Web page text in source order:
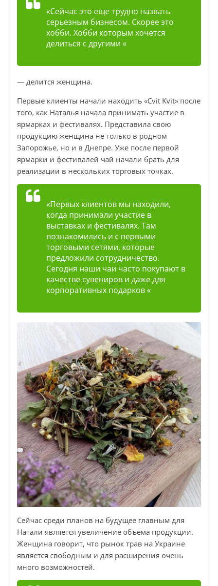
«Сейчас это еще трудно назвать
серьезным бизнесом. Скорее это
хобби. Хобби которым хочется
делиться с другими «
— делится женщина.
Первые клиенты начали находить «Cvit Kvit» после
того, как Наталья начала принимать участие в
ярмарках и фестивалях. Представила свою
продукцию женщина не только в родном
Запорожье, но и в Днепре. Уже после первой
ярмарки и фестивалей чай начали брать для
реализации в нескольких торговых точках.
«Первых клиентов мы находили,
когда принимали участие в
выставках и фестивалях. Там
познакомились и с первыми
торговыми сетями, которые
предложили сотрудничество.
Сегодня наши чаи часто покупают в
качестве сувениров и даже для
корпоративных подарков «
Сейчас среди планов на будущее главным для
Натали является увеличение объема продукции.
Женщина говорит, что рынок трав на Украине
является свободным и для расширения очень
много возможностей.